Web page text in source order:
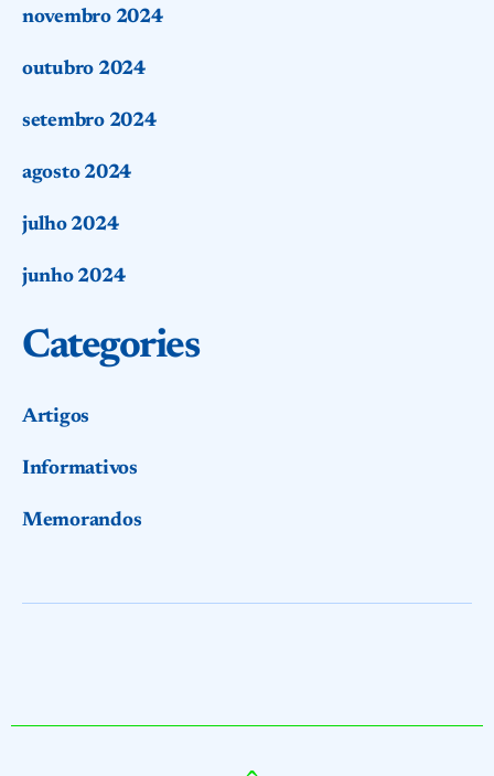
novembro 2024
outubro 2024
setembro 2024
agosto 2024
julho 2024
junho 2024
Categories
Artigos
Informativos
Memorandos